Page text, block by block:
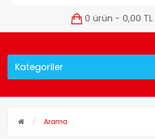
0 ürün - 0,00 TL
Kategoriler
Arama